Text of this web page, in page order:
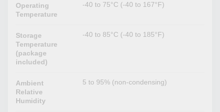
Operating
Temperature
-40 to 75°C (-40 to 167°F)
Storage
Temperature
(package
included)
-40 to 85°C (-40 to 185°F)
Ambient
Relative
Humidity
5 to 95% (non-condensing)